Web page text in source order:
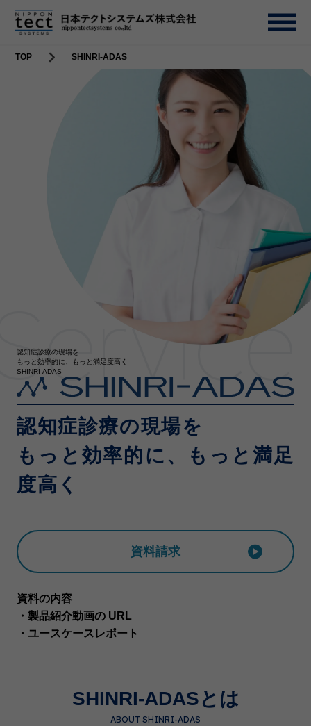
TOP SHINRI-ADAS
認知症診療の現場を
もっと効率的に、もっと満足度高く
SHINRI-ADAS
認知症診療の現場を
もっと効率的に、もっと満足
度高く
資料請求
資料の内容
・製品紹介動画の URL
・ユースケースレポート
SHINRI-ADASとは
ABOUT SHINRI-ADAS